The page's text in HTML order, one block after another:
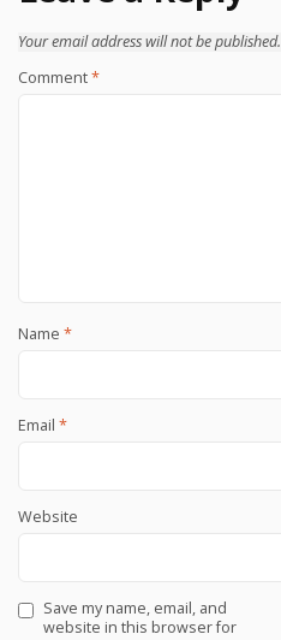
Your email address will not be published.
Comment*
Name *
Email *
Website
Save my name, email, and
website in this browser for